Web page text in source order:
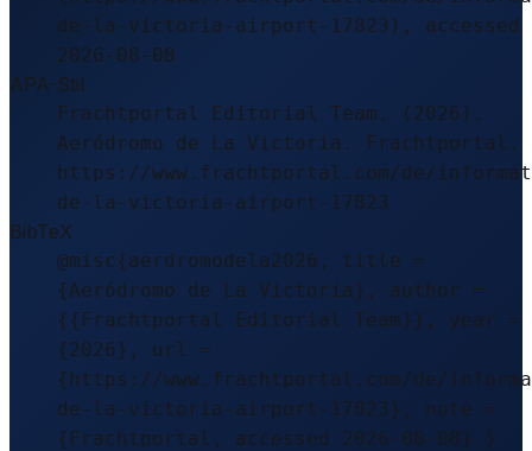
de-la-victoria-airport-17823), accessed
2026-08-08
APA-Stil
Frachtportal Editorial Team. (2026).
Aeródromo de La Victoria. Frachtportal.
https://www.frachtportal.com/de/
de-la-victoria-airport-17823
BibTeX
@misc{aerdromodela2026, title =
{Aeródromo de La Victoria}, author =
{{Frachtportal Editorial Team}}, year =
{2026}, url =
{https://www.frachtportal.com/de/
de-la-victoria-airport-17823}, note =
{Frachtportal, accessed 2026-08-08} }